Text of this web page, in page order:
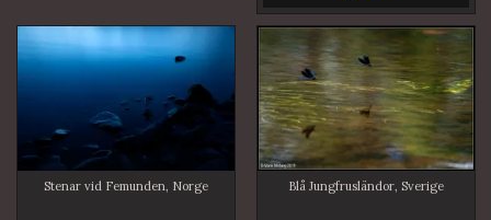
Stenar vid Femunden, Norge Blå Jungfrusländor, Sverige